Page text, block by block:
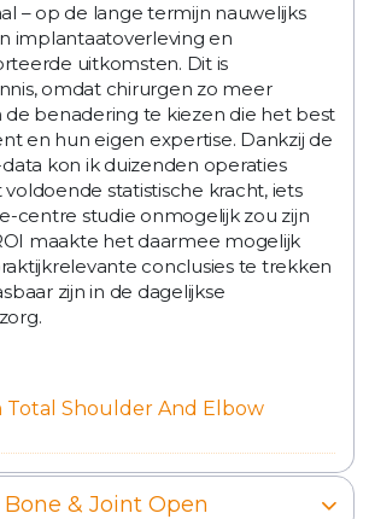
– op de lange termijn nauwelijks
implantaatoverleving en
uitkomsten. Dit is
omdat chirurgen zo meer
benadering te kiezen die het best
en hun eigen expertise. Dankzij de
kon ik duizenden operaties
statistische kracht, iets
centre studie onmogelijk zou zijn
maakte het daarmee mogelijk
conclusies te trekken
zijn in de dagelijkse
Total Shoulder And Elbow
& Joint Open